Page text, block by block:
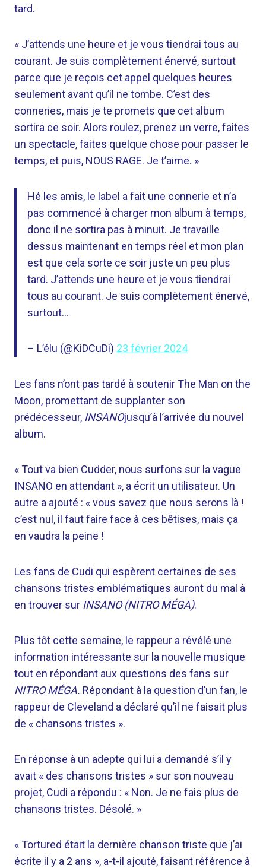
tard.
« J’attends une heure et je vous tiendrai tous au
courant. Je suis complètement énervé, surtout
parce que je reçois cet appel quelques heures
seulement avant qu’il ne tombe. C’est des
conneries, mais je te promets que cet album
sortira ce soir. Alors roulez, prenez un verre, faites
un spectacle, faites quelque chose pour passer le
temps, et puis, NOUS RAGE. Je t’aime. »
Hé les amis, le label a fait une connerie et n’a
pas commencé à charger mon album à temps,
donc il ne sortira pas à minuit. Je travaille
dessus maintenant en temps réel et mon plan
est que cela sorte ce soir juste un peu plus
tard. J’attends une heure et je vous tiendrai
tous au courant. Je suis complètement énervé,
surtout…
– L’élu (@KiDCuDi) 23 février 2024
Les fans n’ont pas tardé à soutenir The Man on the
Moon, promettant de supplanter son
prédécesseur, INSANOjusqu’à l’arrivée du nouvel
album.
« Tout va bien Cudder, nous surfons sur la vague
INSANO en attendant », a écrit un utilisateur. Un
autre a ajouté : « vous savez que nous serons là !
c’est nul, il faut faire face à ces bêtises, mais ça
en vaudra la peine !
Les fans de Cudi qui espèrent certaines de ses
chansons tristes emblématiques auront du mal à
en trouver sur INSANO (NITRO MÉGA).
Plus tôt cette semaine, le rappeur a révélé une
information intéressante sur la nouvelle musique
tout en répondant aux questions des fans sur
NITRO MÉGA. Répondant à la question d’un fan, le
rappeur de Cleveland a déclaré qu’il ne faisait plus
de « chansons tristes ».
En réponse à un adepte qui lui a demandé s’il y
avait « des chansons tristes » sur son nouveau
projet, Cudi a répondu : « Non. Je ne fais plus de
chansons tristes. Désolé. »
« Tortured était la dernière chanson triste que j’ai
écrite il y a 2 ans », a-t-il ajouté, faisant référence à